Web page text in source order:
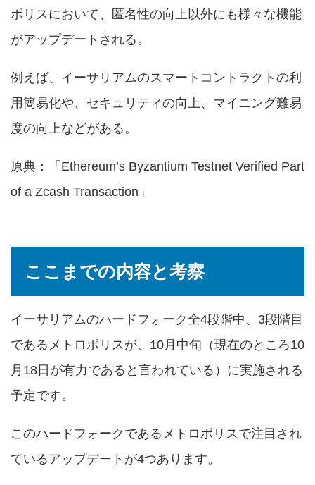
ポリスにおいて、匿名性の向上以外にも様々な機能
がアップデートされる。
例えば、イーサリアムのスマートコントラクトの利
用簡易化や、セキュリティの向上、マイニング難易
度の向上などがある。
原典：「 Ethereum’s Byzantium Testnet Verified Part
of a Zcash Transaction 」
ここまでの内容と考察
イーサリアムのハードフォーク全4段階中、3段階目
であるメトロポリスが、10月中旬（現在のところ10
月18日が有力であると言われている）に実施される
予定です。
このハードフォークであるメトロポリスで注目され
ているアップデートが4つあります。